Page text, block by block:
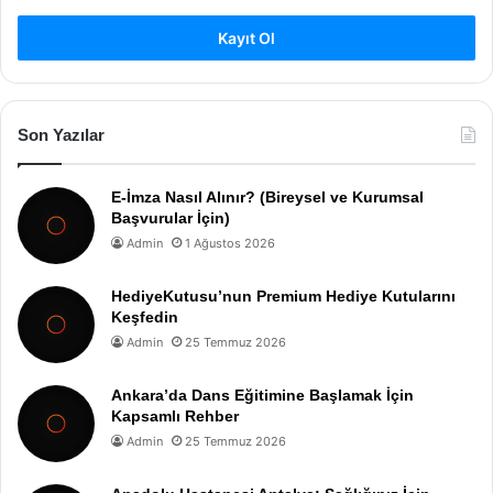
Kayıt Ol
Son Yazılar
E-İmza Nasıl Alınır? (Bireysel ve Kurumsal
Başvurular İçin)
Admin 1 Ağustos 2026
HediyeKutusu’nun Premium Hediye Kutularını
Keşfedin
Admin 25 Temmuz 2026
Ankara’da Dans Eğitimine Başlamak İçin
Kapsamlı Rehber
Admin 25 Temmuz 2026